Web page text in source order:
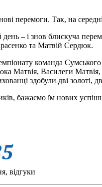
перемоги. Так, на
день – і знов блискуча
та Матвій Сердюк.
команда
Матвія, Василеги Матвія,
здобули дві золоті,
бажаємо їм нових
відгуки